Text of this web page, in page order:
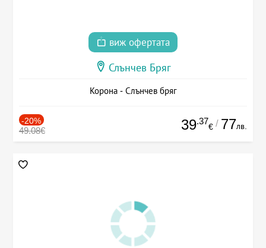
виж офертата
Слънчев Бряг
Корона - Слънчев бряг
-20%
49.08€ 39.37
€ / 77лв.